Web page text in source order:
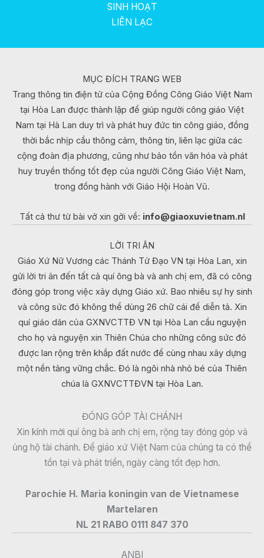
SINH HOẠT
LIÊN LẠC
MỤC ĐÍCH TRANG WEB
Trang thông tin điện tử của Cộng Đồng Công Giáo Việt Nam
tại Hòa Lan được thành lập để giúp người công giáo Việt
Nam tại Hà Lan duy trì và phát huy đức tin công giáo, đồng
thời bắc nhịp cầu thông cảm, thông tin, liên lạc giữa các
cộng đoàn địa phương, cũng như bảo tồn văn hóa và phát
huy truyền thống tốt đẹp của người Công Giáo Việt Nam,
trong đồng hành với Giáo Hội Hoàn Vũ.
Tất cả thư từ bài vở xin gởi về: info@giaoxuvietnam.nl
LỜI TRI ÂN
Giáo Xứ Nữ Vương các Thánh Tử Đạo VN tại Hòa Lan, xin
gửi lời tri ân đến tất cả quí ông bà và anh chị em, đã có công
đóng góp trong việc xây dựng Giáo xứ. Bao nhiêu sự hy sinh
và công sức đó không thể dùng 26 chữ cái để diễn tả. Xin
quí giáo dân của GXNVCTTĐ VN tại Hòa Lan cầu nguyện
cho họ và nguyện xin Thiên Chúa cho những công sức đó
được lan rộng trên khắp đất nước để cùng nhau xây dựng
một nền tảng vững chắc. Đó là ngôi nhà nhỏ bé của Thiên
chúa là GXNVCTTĐVN tại Hòa Lan.
ĐÓNG GÓP TÀI CHÁNH
Xin kính mời quí ông bà anh chị em, rộng tay đóng góp và
ủng hộ tài chánh. Để giáo xứ Việt Nam của chúng ta có thể
tồn tại và phát triển, ngày càng tốt đẹp hơn.
Parochie H. Maria koningin van de Vietnamese
Martelaren
NL 21 RABO 0111 847 370
ANBI